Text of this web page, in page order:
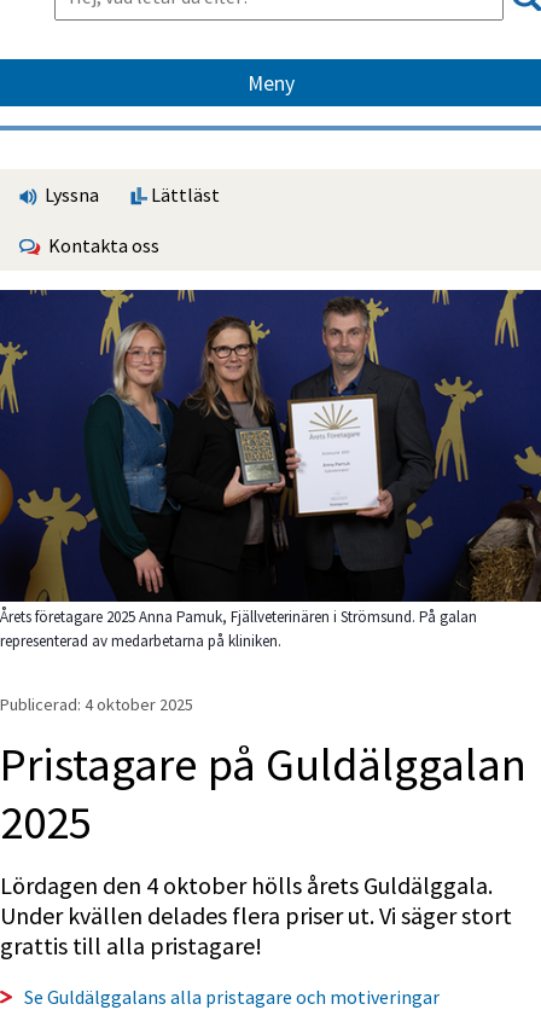
Meny
Lyssna Lättläst
Kontakta oss
Årets företagare 2025 Anna Pamuk, Fjällveterinären i Strömsund. På galan
representerad av medarbetarna på kliniken.
Publicerad: 4 oktober 2025
Pristagare på Guldälggalan
2025
Lördagen den 4 oktober hölls årets Guldälggala.
Under kvällen delades flera priser ut. Vi säger stort
grattis till alla pristagare!
Se Guldälggalans alla pristagare och motiveringar